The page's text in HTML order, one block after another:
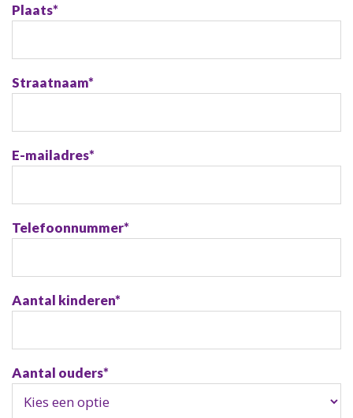
Plaats*
Straatnaam*
E-mailadres*
Telefoonnummer*
Aantal kinderen*
Aantal ouders*